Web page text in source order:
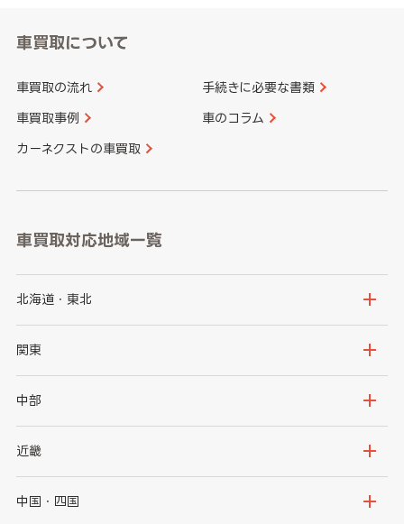
車買取について
車買取の流れ 手続きに必要な書類
車買取事例 車のコラム
カーネクストの車買取
車買取対応地域一覧
北海道・東北
北海道
岩手県
秋田県
関東
茨城県
群馬県
千葉県
中部
新潟県
石川県
近畿
大阪府
中国・四国